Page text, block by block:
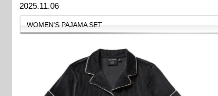
2025.11.06
WOMEN'S PAJAMA SET